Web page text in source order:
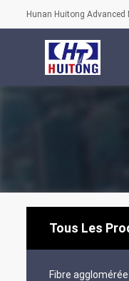
Hunan Huitong Advanced
Tous Les
Fibre